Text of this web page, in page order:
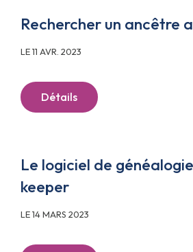
Rechercher un ancêtre
LE 11 AVR. 2023
Détails
Le logiciel de
keeper
LE 14 MARS 2023